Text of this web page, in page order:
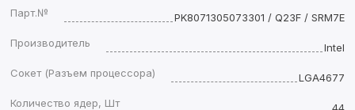
Парт.№
PK8071305073301 / Q23F / SRM7E
Производитель
Intel
Сокет (Разъем процессора)
LGA4677
Количество ядер, Шт